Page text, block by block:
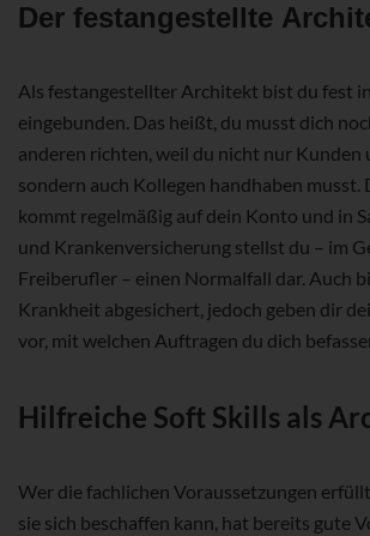
Der festangestellte
Als festangestellter Architekt bist du fest
eingebunden. Das heißt, du musst dich
anderen richten, weil du nicht nur Kunden
sondern auch Kollegen handhaben musst.
kommt regelmäßig auf dein Konto und in
und Krankenversicherung stellst du – im
Freiberufler – einen Normalfall dar. Auch
Krankheit abgesichert, jedoch geben dir
vor, mit welchen Auftragen du dich
Hilfreiche Soft Skills als
Wer die fachlichen Voraussetzungen
sie sich beschaffen kann, hat bereits gute